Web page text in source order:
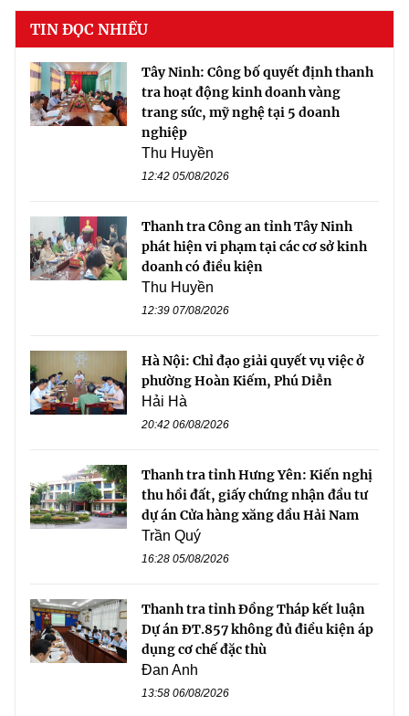
TIN ĐỌC NHIỀU
Tây Ninh: Công bố quyết định thanh
tra hoạt động kinh doanh vàng
trang sức, mỹ nghệ tại 5 doanh
nghiệp
Thu Huyền
12:42 05/08/2026
Thanh tra Công an tỉnh Tây Ninh
phát hiện vi phạm tại các cơ sở kinh
doanh có điều kiện
Thu Huyền
12:39 07/08/2026
Hà Nội: Chỉ đạo giải quyết vụ việc ở
phường Hoàn Kiếm, Phú Diễn
Hải Hà
20:42 06/08/2026
Thanh tra tỉnh Hưng Yên: Kiến nghị
thu hồi đất, giấy chứng nhận đầu tư
dự án Cửa hàng xăng dầu Hải Nam
Trần Quý
16:28 05/08/2026
Thanh tra tỉnh Đồng Tháp kết luận
Dự án ĐT.857 không đủ điều kiện áp
dụng cơ chế đặc thù
Đan Anh
13:58 06/08/2026